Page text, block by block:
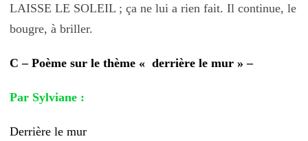
LAISSE LE SOLEIL ; ça ne lui a rien fait. Il continue, le
bougre, à briller.
C – Poème sur le thème « derrière le mur » –
Par Sylviane :
Derrière le mur